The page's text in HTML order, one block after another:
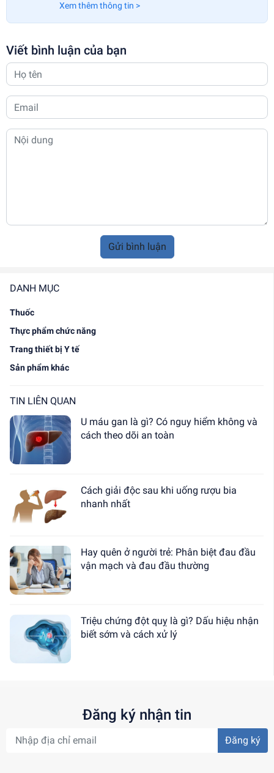
DANH MỤC
Thuốc
Thực phẩm chức năng
Trang thiết bị Y tế
Sản phẩm khác
TIN LIÊN QUAN
U máu gan là gì? Có nguy hiểm không và
cách theo dõi an toàn
Cách giải độc sau khi uống rượu bia
nhanh nhất
Hay quên ở người trẻ: Phân biệt đau đầu
vận mạch và đau đầu thường
Triệu chứng đột quỵ là gì? Dấu hiệu nhận
biết sớm và cách xử lý
Xem thêm thông tin >
Viết bình luận của bạn
Gửi bình luận
Đăng ký nhận tin
Đăng ký